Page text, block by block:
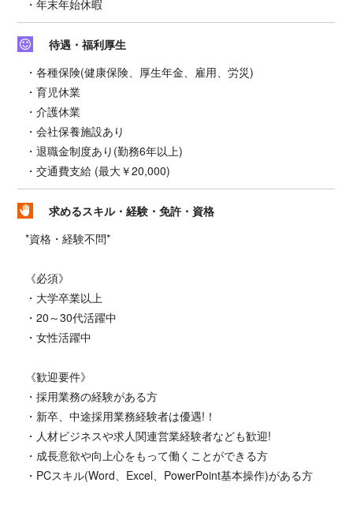
・年末年始休暇
待遇・福利厚生
・各種保険(健康保険、厚生年金、雇用、労災)
・育児休業
・介護休業
・会社保養施設あり
・退職金制度あり(勤務6年以上)
・交通費支給 (最大￥20,000)
求めるスキル・経験・免許・資格
*資格・経験不問*
《必須》
・大学卒業以上
・20～30代活躍中
・女性活躍中
《歓迎要件》
・採用業務の経験がある方
・新卒、中途採用業務経験者は優遇!！
・人材ビジネスや求人関連営業経験者なども歓迎!
・成長意欲や向上心をもって働くことができる方
・PCスキル(Word、Excel、PowerPoint基本操作)がある方